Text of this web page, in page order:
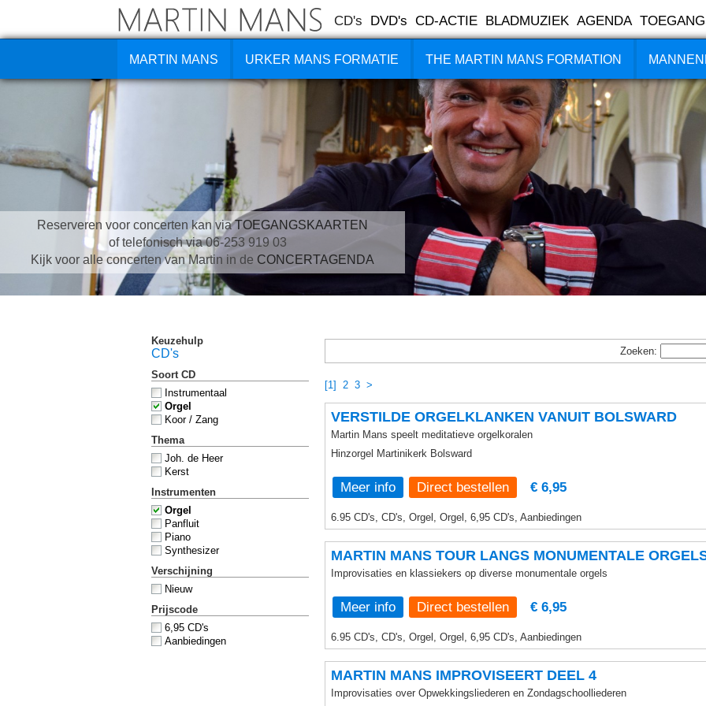
CD's DVD's CD-ACTIE BLADMUZIEK AGENDA
MARTIN MANS URKER MANS FORMATIE THE MARTIN MANS FORMATION
Reserveren voor concerten kan viaTOEGANGSKAARTEN
of telefonisch via 06-253 919 03
Kijk voor alle concerten van Martin in de CONCERTAGENDA
Keuzehulp
CD's
Soort CD
Instrumentaal
Orgel
Koor / Zang
Thema
Joh. de Heer
Kerst
Instrumenten
Orgel
Panfluit
Piano
Synthesizer
Verschijning
Nieuw
Prijscode
6,95 CD's
Aanbiedingen
Zoeken:
[1] 2 3 >
VERSTILDE ORGELKLANKEN VANUIT BOLSWARD
Martin Mans speelt meditatieve orgelkoralen
Hinzorgel Martinikerk Bolsward
Meer info € 6,95
6.95 CD's, CD's, Orgel, Orgel, 6,95 CD's, Aanbiedingen
MARTIN MANS TOUR LANGS MONUMENTALE
Improvisaties en klassiekers op diverse monumentale orgels
Meer info € 6,95
6.95 CD's, CD's, Orgel, Orgel, 6,95 CD's, Aanbiedingen
MARTIN MANS IMPROVISEERT DEEL 4
Improvisaties over Opwekkingsliederen en Zondagschoolliederen